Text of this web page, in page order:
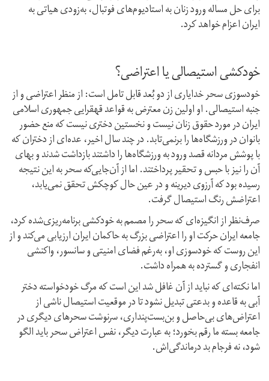
برای حل مساله ورود زنان به استادیوم‌های فوتبال، به‌زودی هیاتی به
ایران اعزام خواهد کرد.
خودکشی استیصالی یا اعتراضی؟
خودسوزی سحر خدایاری از دو بُعد قابل تامل است: از منظر اعتراضی و از
جنبه استیصالی. او اولین زن معترض به قواعد قهقرایی جمهوری اسلامی
ایران در مورد حقوق زنان نیست و نخستین دختری نیست که منع حضور
بانوان در ورزشگاه‌ها را برنمی‌تابد. در چند سال اخیر، عده‌ای از دختران که
با پوشش مردانه قصد ورود به ورزشگاه‌ها را داشتند بازداشت شدند و بهای
آن را نیز با حبس و تحقیر پرداختند. اما از آن‌جایی‌که سحر به این نتیجه
رسیده بود که آرزوی دیرینه و در عین حال کوچکش تحقق نمی‌یابد،
اعتراضش رنگ استیصال گرفت.
صرف‌نظر از انگیزه‌ای که سحر را مصمم به خودکشی برنامه‌ریزی‌شده کرد،
جامعه ایران حرکت او را اعتراضی بزرگ به حاکمان ایران ارزیابی می‌کند و از
این روست که خودسوزی او، به‌رغم فضای امنیتی و سانسور، واکنشی
انفجاری و گسترده به‌ همراه داشت.
اما نکته‌ای که نباید از آن غافل شد این است که مرگ خودخواسته دختر
آبی به قاعده و بدعتی تبدیل نشود تا در موقعیت استیصال ناشی از
اعتراض‌های بی‌حاصل و بن‌بست‌پنداری، سرنوشت سحرهای دیگری در
جامعه بسته ما رقم بخورد؛ به عبارت دیگر، نفس اعتراض سحر باید الگو
شود، نه فرجام بد درماندگی‌اش.